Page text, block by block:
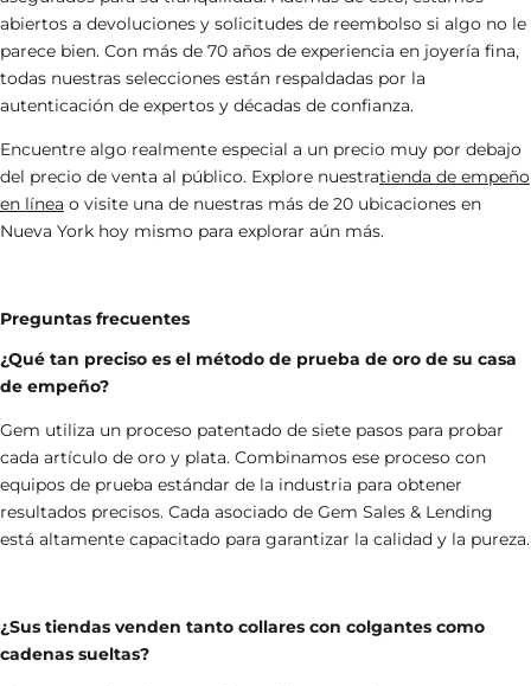
abiertos a devoluciones y solicitudes de reembolso si algo no le
parece bien. Con más de 70 años de experiencia en joyería fina,
todas nuestras selecciones están respaldadas por la
autenticación de expertos y décadas de confianza.
Encuentre algo realmente especial a un precio muy por debajo
del precio de venta al público. Explore nuestratienda de empeño
en línea o visite una de nuestras más de 20 ubicaciones en
Nueva York hoy mismo para explorar aún más.
Preguntas frecuentes
¿Qué tan preciso es el método de prueba de oro de su casa
de empeño?
Gem utiliza un proceso patentado de siete pasos para probar
cada artículo de oro y plata. Combinamos ese proceso con
equipos de prueba estándar de la industria para obtener
resultados precisos. Cada asociado de Gem Sales & Lending
está altamente capacitado para garantizar la calidad y la pureza.
¿Sus tiendas venden tanto collares con colgantes como
cadenas sueltas?